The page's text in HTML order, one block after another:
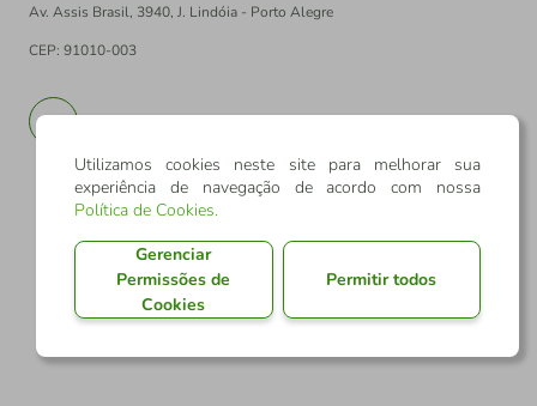
Av. Assis Brasil, 3940, J. Lindóia - Porto Alegre
CEP: 91010-003
PT
EN
Utilizamos cookies neste site para melhorar sua
experiência de navegação de acordo com nossa
Política de Cookies.
Gerenciar
Permissões de
Cookies
Permitir todos